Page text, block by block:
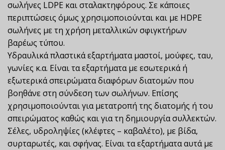
σωλήνες LDPE και σταλακτηφόρους. Σε κάποιες
περιπτώσεις όμως χρησιμοποιούνται και με HDPE
σωλήνες με τη χρήση μεταλλικών σφιγκτήρων
βαρέως τύπου.
Υδραυλικά πλαστικά εξαρτήματα μαστοί, μούφες, ταυ,
γωνίες κ.α. Είναι τα εξαρτήματα με εσωτερικά ή
εξωτερικά σπειρώματα διαφόρων διατομών που
βοηθάνε στη σύνδεση των σωλήνων. Επίσης
χρησιμοποιούνται για μετατροπή της διατομής ή του
σπειρώματος καθώς και για τη δημιουργία συλλεκτών.
Σέλες, υδροληψίες (κλέφτες – καβαλέτο), με βίδα,
συρταρωτές, και σφήνας. Είναι τα εξαρτήματα αυτά με